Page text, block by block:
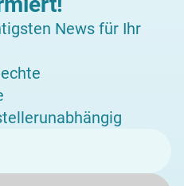
News für Ihr